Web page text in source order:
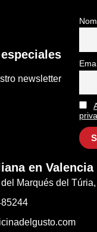
newsletter
en Valencia
Marqués del